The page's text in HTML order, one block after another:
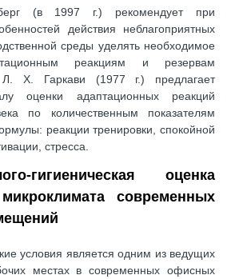
(в 1997 г.) рекомендует при
действия неблагоприятных
среды уделять необходимое
реакциям и резервам
Х. Гаркави (1977 г.) предлагает
оценки адаптационных реакций
по количественным показателям
реакции тренировки, спокойной
стресса.
гигиеническая оценка
современных
условия является одним из ведущих
местах в современных офисных